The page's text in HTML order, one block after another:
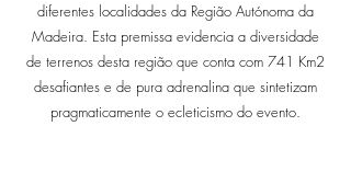
diferentes localidades da Região Autónoma da
Madeira. Esta premissa evidencia a diversidade
de terrenos desta região que conta com 741 Km2
desafiantes e de pura adrenalina que sintetizam
pragmaticamente o ecleticismo do evento.